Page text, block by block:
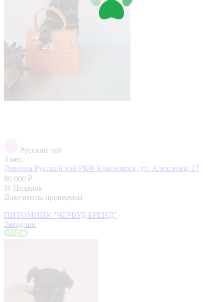
Русский той
3 мес.
Девочка Русский той РКФ Красноярск, ул. Алексеева, 17
80 000 ₽
Подарок
Документы проверены
ПИТОМНИК "ЧЕРВУД БРЕНД"
Заводчик